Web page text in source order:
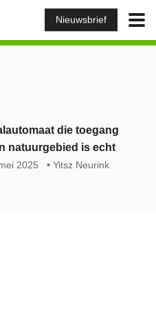
Nieuwsbrief
die toegang
natuurgebied is echt
2025 Yitsz Neurink